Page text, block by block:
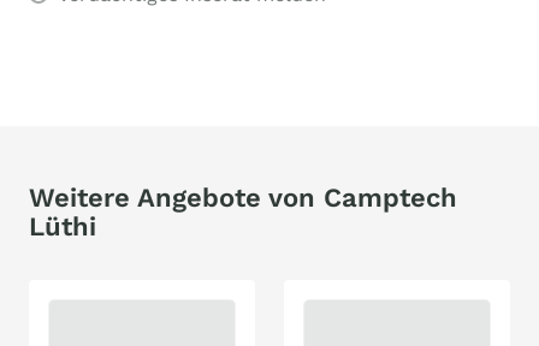
Weitere Angebote von Camptech
Lüthi